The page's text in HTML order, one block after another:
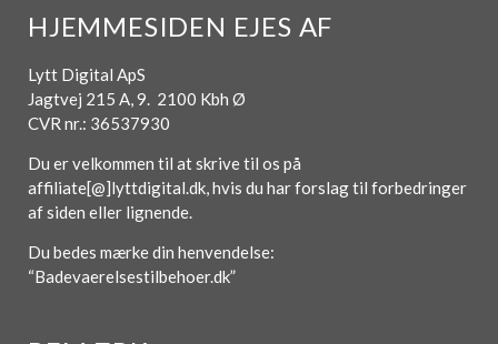
HJEMMESIDEN EJES AF
Lytt Digital ApS
Jagtvej 215 A, 9. 2100 Kbh Ø
CVR nr.: 36537930
Du er velkommen til at skrive til os på
affiliate[@]lyttdigital.dk, hvis du har forslag til forbedringer
af siden eller lignende.
Du bedes mærke din henvendelse:
“Badevaerelsestilbehoer.dk”